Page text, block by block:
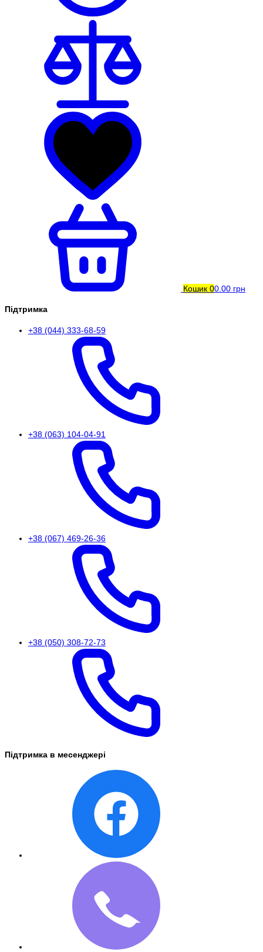
Кошик 00.00 грн
Підтримка
+38 (044) 333-68-59
+38 (063) 104-04-91
+38 (067) 469-26-36
+38 (050) 308-72-73
Підтримка в месенджері